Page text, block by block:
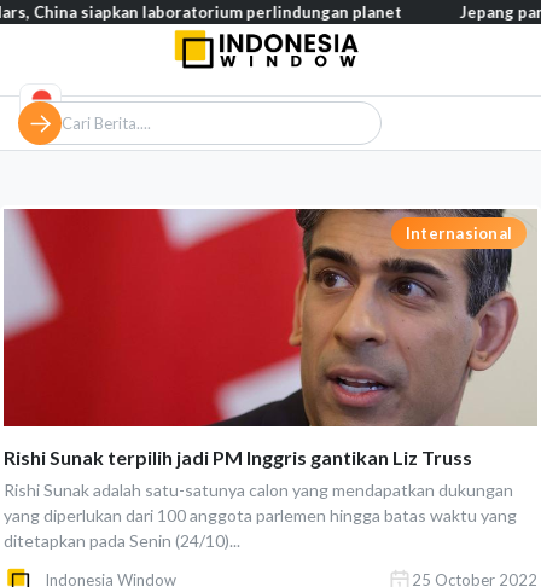
Internasional
Rishi Sunak terpilih jadi PM Inggris gantikan Liz Truss
Rishi Sunak adalah satu-satunya calon yang mendapatkan dukungan
yang diperlukan dari 100 anggota parlemen hingga batas waktu yang
ditetapkan pada Senin (24/10)...
Indonesia Window 25 October 2022
China siapkan laboratorium perlindungan planet Jepang